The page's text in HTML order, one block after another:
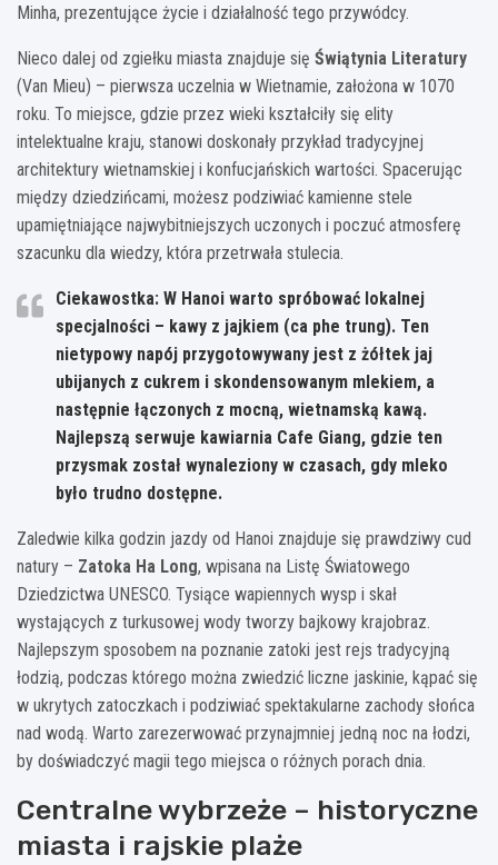
Minha, prezentujące życie i działalność tego przywódcy.
Nieco dalej od zgiełku miasta znajduje się Świątynia Literatury
(Van Mieu) – pierwsza uczelnia w Wietnamie, założona w 1070
roku. To miejsce, gdzie przez wieki kształciły się elity
intelektualne kraju, stanowi doskonały przykład tradycyjnej
architektury wietnamskiej i konfucjańskich wartości. Spacerując
między dziedzińcami, możesz podziwiać kamienne stele
upamiętniające najwybitniejszych uczonych i poczuć atmosferę
szacunku dla wiedzy, która przetrwała stulecia.
Ciekawostka: W Hanoi warto spróbować lokalnej
specjalności – kawy z jajkiem (ca phe trung). Ten
nietypowy napój przygotowywany jest z żółtek jaj
ubijanych z cukrem i skondensowanym mlekiem, a
następnie łączonych z mocną, wietnamską kawą.
Najlepszą serwuje kawiarnia Cafe Giang, gdzie ten
przysmak został wynaleziony w czasach, gdy mleko
było trudno dostępne.
Zaledwie kilka godzin jazdy od Hanoi znajduje się prawdziwy cud
natury – Zatoka Ha Long, wpisana na Listę Światowego
Dziedzictwa UNESCO. Tysiące wapiennych wysp i skał
wystających z turkusowej wody tworzy bajkowy krajobraz.
Najlepszym sposobem na poznanie zatoki jest rejs tradycyjną
łodzią, podczas którego można zwiedzić liczne jaskinie, kąpać się
w ukrytych zatoczkach i podziwiać spektakularne zachody słońca
nad wodą. Warto zarezerwować przynajmniej jedną noc na łodzi,
by doświadczyć magii tego miejsca o różnych porach dnia.
Centralne wybrzeże – historyczne
miasta i rajskie plaże